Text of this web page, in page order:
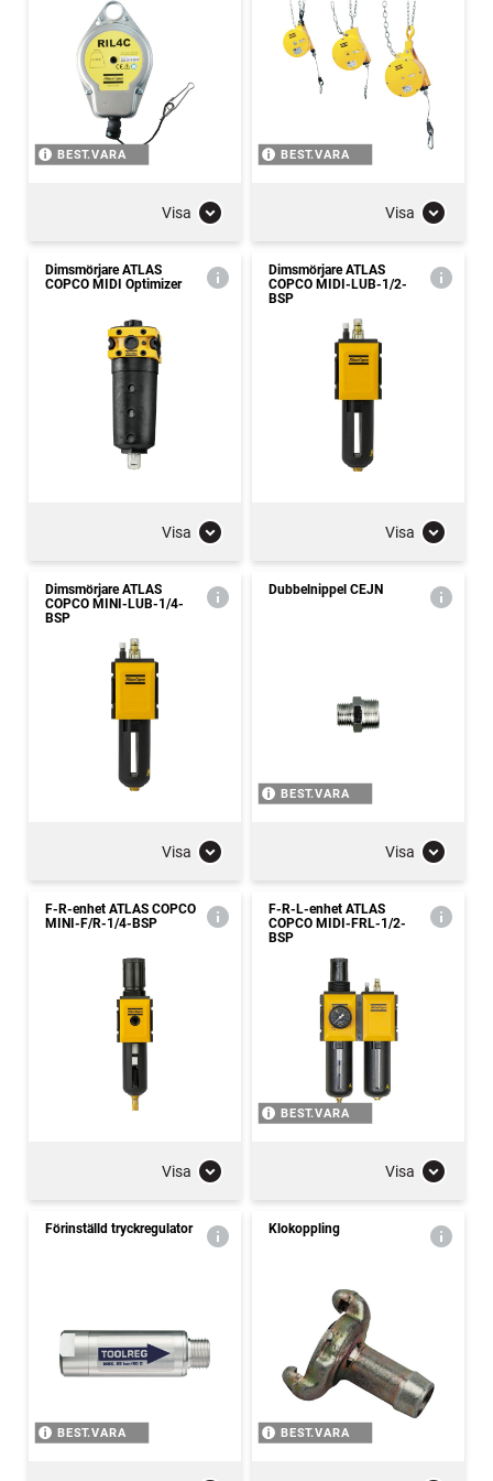
BEST.VARA
Visa
BEST.VARA
Visa
Dimsmörjare ATLAS
COPCO MIDI Optimizer
Visa
Dimsmörjare ATLAS
COPCO MIDI-LUB-1/2-
BSP
Visa
Dimsmörjare ATLAS
COPCO MINI-LUB-1/4-
BSP
Visa
Dubbelnippel CEJN
BEST.VARA
Visa
F-R-enhet ATLAS COPCO
MINI-F/R-1/4-BSP
Visa
F-R-L-enhet ATLAS
COPCO MIDI-FRL-1/2-
BSP
BEST.VARA
Visa
Förinställd tryckregulator
BEST.VARA
Klokoppling
BEST.VARA